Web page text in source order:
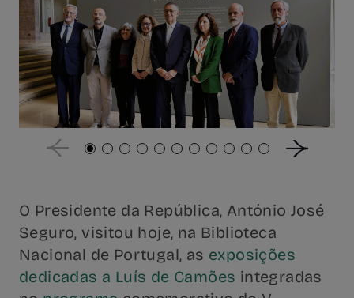
O Presidente da República, António José
Seguro, visitou hoje, na Biblioteca
Nacional de Portugal, as exposições
dedicadas a Luís de Camões integradas